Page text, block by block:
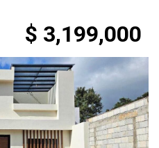
$ 3,199,000